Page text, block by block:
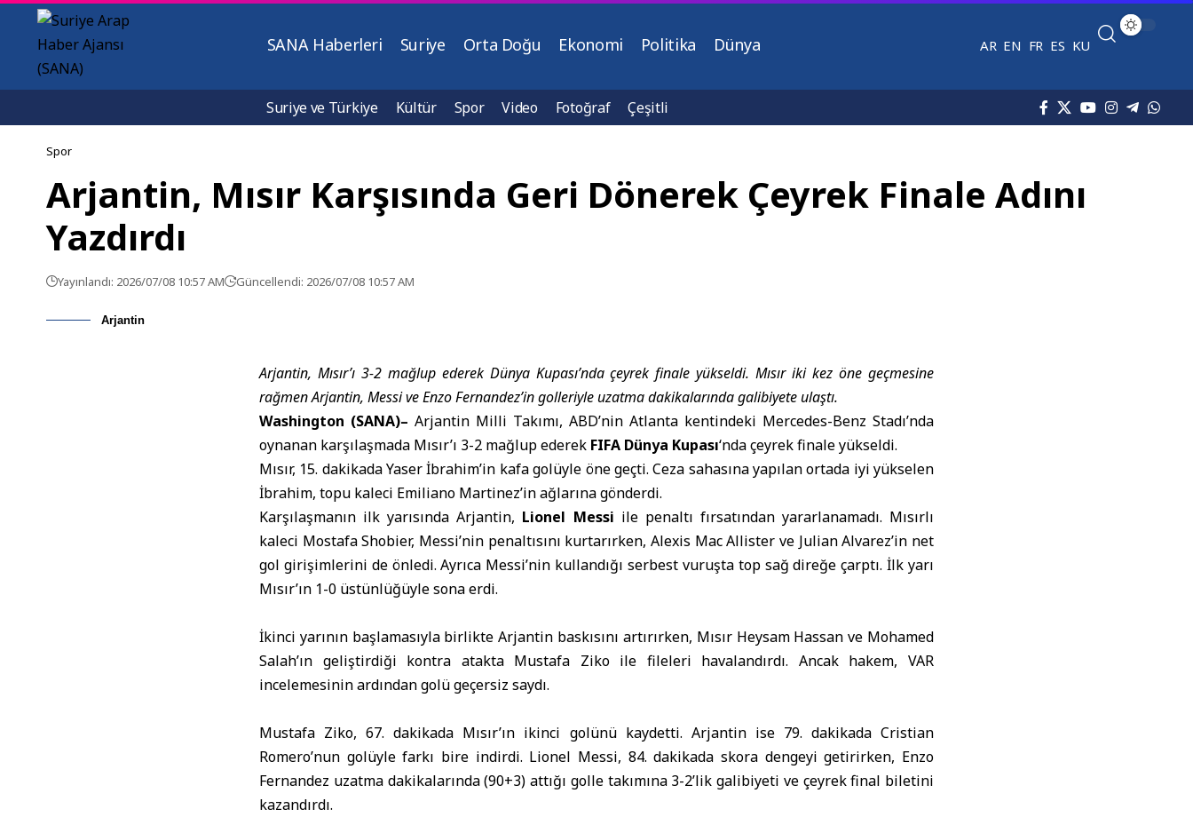
SANA Haberleri Suriye Orta Doğu Ekonomi Politika Dünya AR EN FR ES KU
Suriye ve Türkiye Kültür Spor Video Fotoğraf Çeşitli
Spor
Arjantin, Mısır Karşısında Geri Dönerek Çeyrek Finale Adını
Yazdırdı
Yayınlandı: 2026/07/08 10:57 AM Güncellendi: 2026/07/08 10:57 AM
Arjantin
Arjantin, Mısır’ı 3-2 mağlup ederek Dünya Kupası’nda çeyrek finale yükseldi. Mısır iki kez öne geçmesine
rağmen Arjantin, Messi ve Enzo Fernandez’in golleriyle uzatma dakikalarında galibiyete ulaştı.
Washington (SANA)– Arjantin Milli Takımı, ABD’nin Atlanta kentindeki Mercedes-Benz Stadı’nda
oynanan karşılaşmada Mısır’ı 3-2 mağlup ederek FIFA Dünya Kupası‘nda çeyrek finale yükseldi.
Mısır, 15. dakikada Yaser İbrahim’in kafa golüyle öne geçti. Ceza sahasına yapılan ortada iyi yükselen
İbrahim, topu kaleci Emiliano Martinez’in ağlarına gönderdi.
Karşılaşmanın ilk yarısında Arjantin, Lionel Messi ile penaltı fırsatından yararlanamadı. Mısırlı
kaleci Mostafa Shobier, Messi’nin penaltısını kurtarırken, Alexis Mac Allister ve Julian Alvarez’in net
gol girişimlerini de önledi. Ayrıca Messi’nin kullandığı serbest vuruşta top sağ direğe çarptı. İlk yarı
Mısır’ın 1-0 üstünlüğüyle sona erdi.
İkinci yarının başlamasıyla birlikte Arjantin baskısını artırırken, Mısır Heysam Hassan ve Mohamed
Salah’ın geliştirdiği kontra atakta Mustafa Ziko ile fileleri havalandırdı. Ancak hakem, VAR
incelemesinin ardından golü geçersiz saydı.
Mustafa Ziko, 67. dakikada Mısır’ın ikinci golünü kaydetti. Arjantin ise 79. dakikada Cristian
Romero’nun golüyle farkı bire indirdi. Lionel Messi, 84. dakikada skora dengeyi getirirken, Enzo
Fernandez uzatma dakikalarında (90+3) attığı golle takımına 3-2’lik galibiyeti ve çeyrek final biletini
kazandırdı.